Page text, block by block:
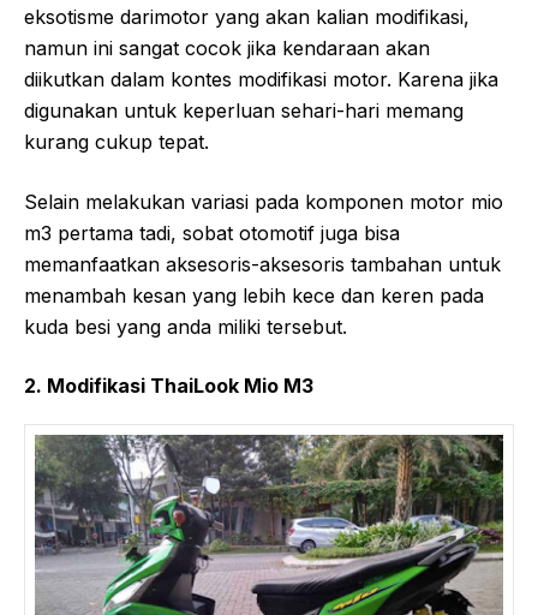
eksotisme darimotor yang akan kalian modifikasi,
namun ini sangat cocok jika kendaraan akan
diikutkan dalam kontes modifikasi motor. Karena jika
digunakan untuk keperluan sehari-hari memang
kurang cukup tepat.
Selain melakukan variasi pada komponen motor mio
m3 pertama tadi, sobat otomotif juga bisa
memanfaatkan aksesoris-aksesoris tambahan untuk
menambah kesan yang lebih kece dan keren pada
kuda besi yang anda miliki tersebut.
2. Modifikasi ThaiLook Mio M3